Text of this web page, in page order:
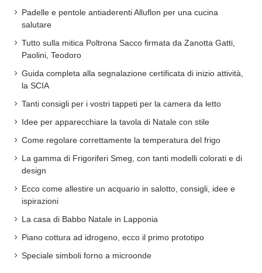
Padelle e pentole antiaderenti Alluflon per una cucina
salutare
Tutto sulla mitica Poltrona Sacco firmata da Zanotta Gatti,
Paolini, Teodoro
Guida completa alla segnalazione certificata di inizio attività,
la SCIA
Tanti consigli per i vostri tappeti per la camera da letto
Idee per apparecchiare la tavola di Natale con stile
Come regolare correttamente la temperatura del frigo
La gamma di Frigoriferi Smeg, con tanti modelli colorati e di
design
Ecco come allestire un acquario in salotto, consigli, idee e
ispirazioni
La casa di Babbo Natale in Lapponia
Piano cottura ad idrogeno, ecco il primo prototipo
Speciale simboli forno a microonde